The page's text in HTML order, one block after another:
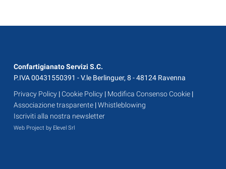
Confartigianato Servizi S.C.
P.IVA 00431550391 - V.le Berlinguer, 8 - 48124 Ravenna
Privacy Policy |Cookie Policy | Modifica Consenso Cookie |
Associazione trasparente |Whistleblowing
Iscriviti alla nostra newsletter
Web Project by Elevel Srl